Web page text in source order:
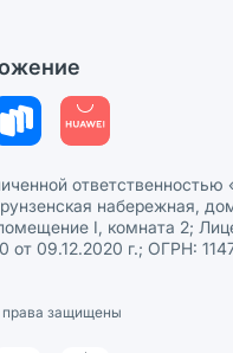
обработки
ответственностью
набережная,
I, комната 2;
от 09.12.2020 г.; ОГРН:
права защищены